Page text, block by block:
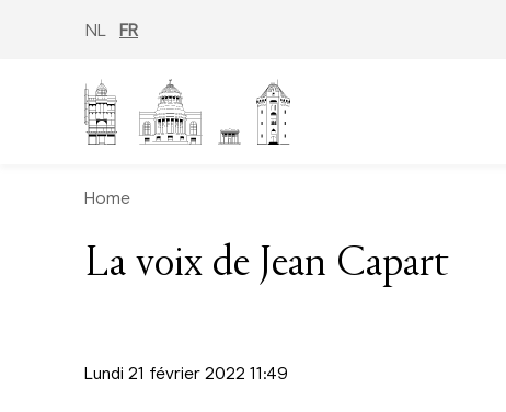
NL FR
Home
La voix de Jean Capart
Lundi 21 février 2022 11:49